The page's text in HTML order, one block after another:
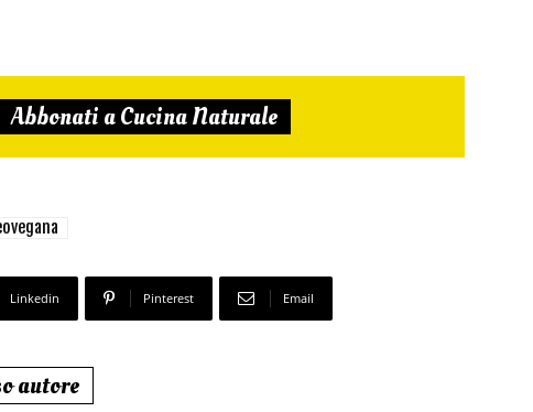
Abbonati a Cucina Naturale
Linkedin Pinterest Email
autore